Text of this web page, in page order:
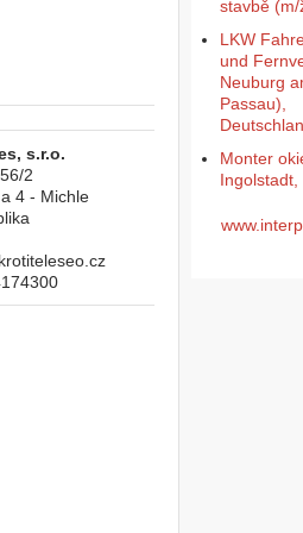
s.r.o.
2
4 - Michle
stavbě
LKW
und
Neuburg
Passau),
Monter
Ingolstadt,